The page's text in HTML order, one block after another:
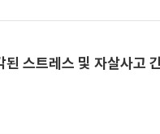
스트레스 및 자살사고